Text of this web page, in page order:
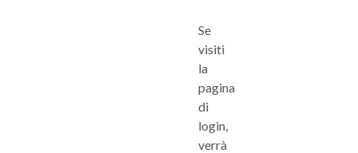
Se
visiti
la
pagina
di
login,
verrà